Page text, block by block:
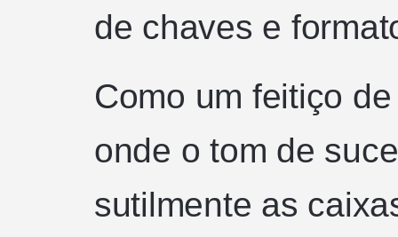
de chaves e
Como um feitiço
onde o tom de
sutilmente as